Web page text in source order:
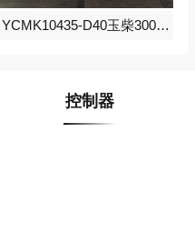
YCMK10435-D40玉柴300KW柴油发电机组
控制器